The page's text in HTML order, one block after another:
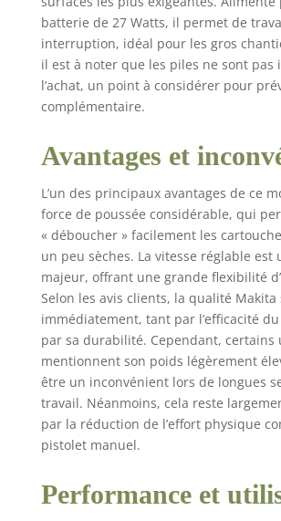
batterie de 27 Watts, il permet de
interruption, idéal pour les gros
il est à noter que les piles ne sont pas
l’achat, un point à considérer pour
complémentaire.
Avantages et
L’un des principaux avantages de ce
force de poussée considérable, qui
« déboucher » facilement les
un peu sèches. La vitesse réglable est
majeur, offrant une grande flexibilité
Selon les avis clients, la qualité Makita
immédiatement, tant par l’efficacité
par sa durabilité. Cependant, certains
mentionnent son poids légèrement
être un inconvénient lors de longues
travail. Néanmoins, cela reste
par la réduction de l’effort physique
pistolet manuel.
Performance et